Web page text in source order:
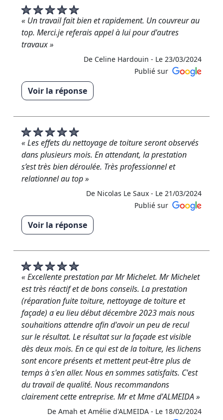
répondu à vos attentes. C'était un plaisir de
travailler avec vous sur votre projet. N'hésitez pas à
nous contacter à nouveau si vous avez besoin de
nos services à l'avenir. Bien cordialement, RM
De RM RENOVATION - Le 11/04/2024
« Un travail fait bien et rapidement. Un couvreur au
top. Merci.je referais appel à lui pour d'autres
travaux »
De Celine Hardouin - Le 23/03/2024
Publié sur
Voir la réponse
étoiles ! »
De RM RENOVATION - Le 23/03/2024
« Les effets du nettoyage de toiture seront observés
dans plusieurs mois. En attendant, la prestation
s’est très bien déroulée. Très professionnel et
relationnel au top »
De Nicolas Le Saux - Le 21/03/2024
Publié sur
Voir la réponse
Au plaisir d'être à nouveau à votre service »
De RM RENOVATION - Le 22/03/2024
« Excellente prestation par Mr Michelet. Mr Michelet
est très réactif et de bons conseils. La prestation
(réparation fuite toiture, nettoyage de toiture et
façade) a eu lieu début décembre 2023 mais nous
souhaitions attendre afin d'avoir un peu de recul
sur le résultat. Le résultat sur la façade est visible
dès deux mois. En ce qui est de la toiture, les lichens
sont encore présents et mettent peut-être plus de
temps à s'en aller. Nous en sommes satisfaits. C'est
du travail de qualité. Nous recommandons
clairement cette entreprise. Mr et Mme d'ALMEIDA »
De Amah et Amélie d'ALMEIDA - Le 18/02/2024